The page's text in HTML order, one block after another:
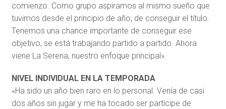
comienzo. Como grupo aspiramos al mismo sueño que
tuvimos desde el principio de año, de conseguir el título.
Tenemos una chance importante de conseguir ese
objetivo, se está trabajando partido a partido. Ahora
viene La Serena, nuestro enfoque principal».
NIVEL INDIVIDUAL EN LA TEMPORADA
«Ha sido un año bien raro en lo personal. Venía de casi
dos años sin jugar y me ha tocado ser partícipe de